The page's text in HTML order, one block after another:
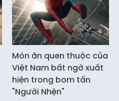
Món ăn quen thuộc của
Việt Nam bất ngờ xuất
hiện trong bom tấn
"Người Nhện"